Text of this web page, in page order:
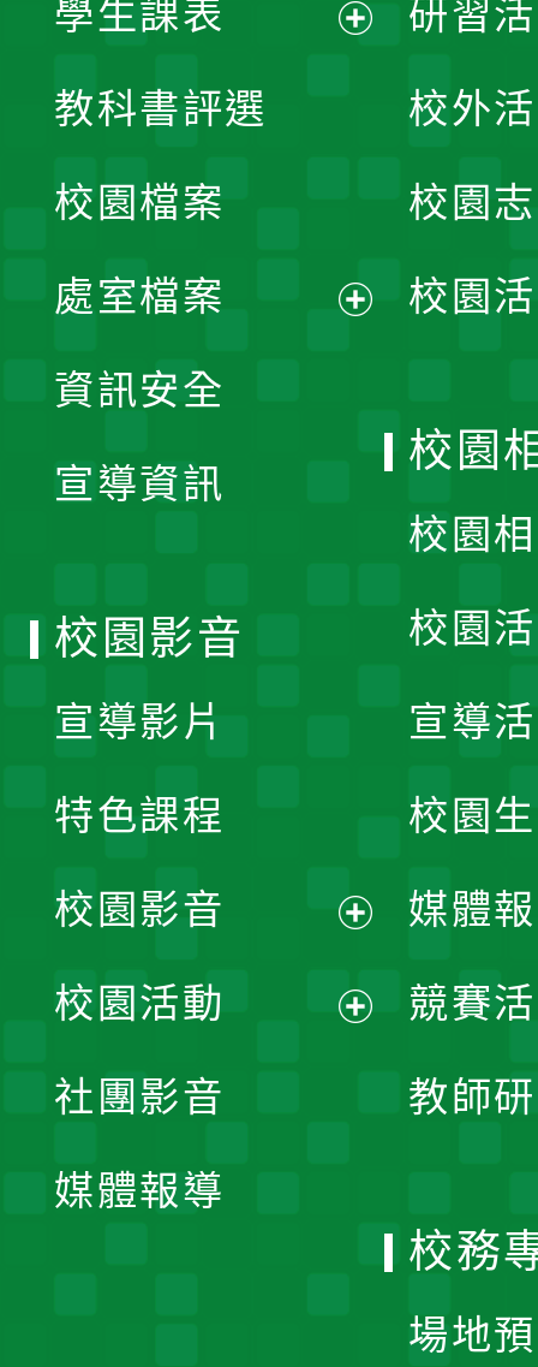
學生課表
單
教科書評選
校園檔案
處室檔案
資訊安全
宣導資訊
研習
校外
校園
校園
校園
校園
校園
宣導
校園
媒體
競賽
教師
校園影音
宣導影片
特色課程
校園影音
開
校園活動
社團影音
媒體報導
校務
場地